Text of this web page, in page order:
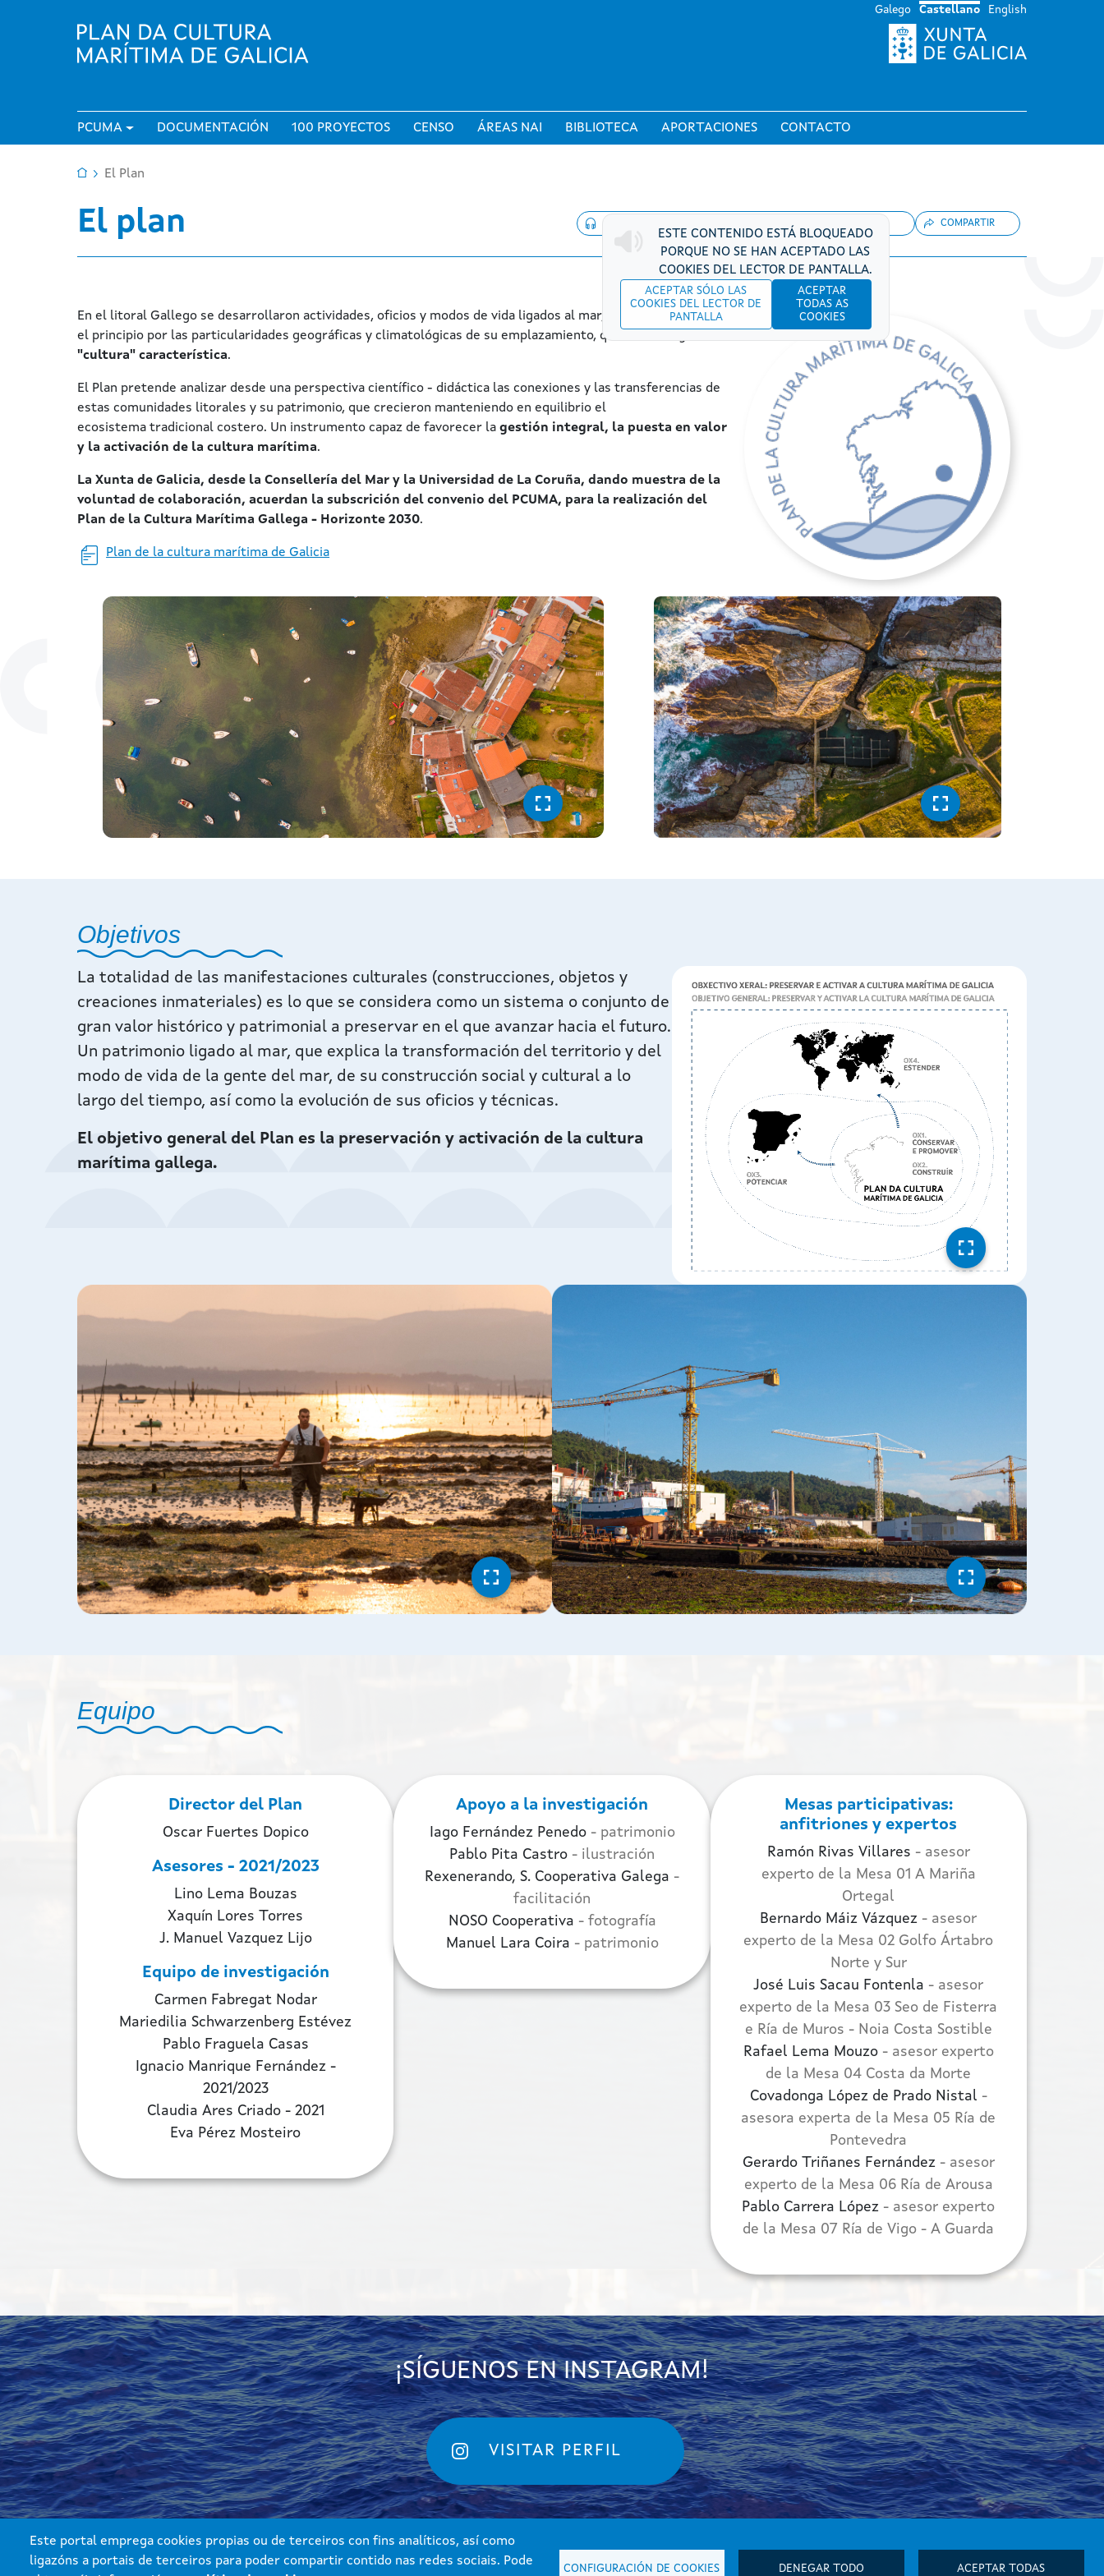
Este portal emprega cookies propias ou de terceiros con fins analíticos, así como
ligazóns a portais de terceiros para poder compartir contido nas redes sociais. Pode
CONFIGURACIÓN DE COOKIES DENEGAR TODO ACEPTAR TODAS
Galego Castellano English
Navegación principal
PCUMA DOCUMENTACIÓN 100 PROYECTOS CENSO ÁREAS NAI BIBLIOTECA APORTACIONES CONTACTO
Ruta de navegación
InicioEl Plan
El plan
ESTE CONTENIDO ESTÁ BLOQUEADO
PORQUE NO SE HAN ACEPTADO LAS
COOKIES DEL LECTOR DE PANTALLA.
ACEPTAR SÓLO LAS
COOKIES DEL LECTOR DE
PANTALLA
ACEPTAR
TODAS AS
COOKIES
COMPARTIR
En el litoral Gallego se desarrollaron actividades, oficios y modos de vida ligados al mar, condicionados desde
el principio por las particularidades geográficas y climatológicas de su emplazamiento, que dieron lugar a una
"cultura" característica.
El Plan pretende analizar desde una perspectiva científico - didáctica las conexiones y las transferencias de
estas comunidades litorales y su patrimonio, que crecieron manteniendo en equilibrio el
ecosistema tradicional costero. Un instrumento capaz de favorecer lagestión integral, la puesta en valor
y la activación de la cultura marítima.
La Xunta de Galicia, desde la Consellería del Mar y la Universidad de La Coruña, dando muestra de la
voluntad de colaboración, acuerdan la subscrición del convenio del PCUMA, para la realización del
Plan de la Cultura Marítima Gallega - Horizonte 2030.
Plan de la cultura marítima de Galicia
Objetivos
La totalidad de las manifestaciones culturales (construcciones, objetos y
creaciones inmateriales) es lo que se considera como un sistema o conjunto de
gran valor histórico y patrimonial a preservar en el que avanzar hacia el futuro.
Un patrimonio ligado al mar, que explica la transformación del territorio y del
modo de vida de la gente del mar, de su construcción social y cultural a lo
largo del tiempo, así como la evolución de sus oficios y técnicas.
El objetivo general del Plan es la preservación y activación de la cultura
marítima gallega.
Equipo
Director del Plan
Oscar Fuertes Dopico
Asesores - 2021/2023
Lino Lema Bouzas
Xaquín Lores Torres
J. Manuel Vazquez Lijo
Equipo de investigación
Carmen Fabregat Nodar
Mariedilia Schwarzenberg Estévez
Pablo Fraguela Casas
Ignacio Manrique Fernández -
2021/2023
Claudia Ares Criado - 2021
Eva Pérez Mosteiro
Apoyo a la investigación
Iago Fernández Penedo - patrimonio
Pablo Pita Castro - ilustración
Rexenerando, S. Cooperativa Galega -
facilitación
NOSO Cooperativa - fotografía
Manuel Lara Coira - patrimonio
Mesas participativas:
anfitriones y expertos
Ramón Rivas Villares - asesor
experto de la Mesa 01 A Mariña
Ortegal
Bernardo Máiz Vázquez - asesor
experto de la Mesa 02 Golfo Ártabro
Norte y Sur
José Luis Sacau Fontenla - asesor
experto de la Mesa 03 Seo de Fisterra
e Ría de Muros - Noia Costa Sostible
Rafael Lema Mouzo - asesor experto
de la Mesa 04 Costa da Morte
Covadonga López de Prado Nistal -
asesora experta de la Mesa 05 Ría de
Pontevedra
Gerardo Triñanes Fernández - asesor
experto de la Mesa 06 Ría de Arousa
Pablo Carrera López - asesor experto
de la Mesa 07 Ría de Vigo - A Guarda
¡SÍGUENOS EN INSTAGRAM!
VISITAR PERFIL